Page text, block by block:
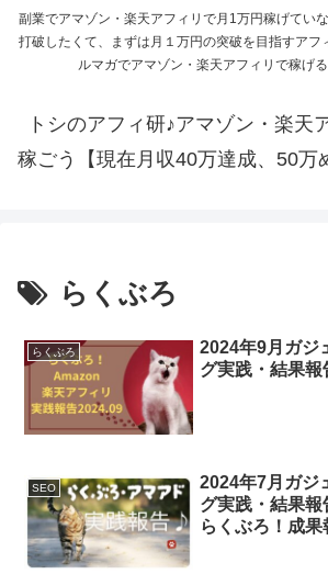
副業でアマゾン・楽天アフィリで月1万円稼げてい
打破したくて、まずは月１万円の突破を目指すアフ
ルマガでアマゾン・楽天アフィリで稼げ
トシのアフィ研♪アマゾン・楽天
稼ごう【現在月収40万達成、50万
らくぶろ
らくぶろ
2024年9月ガジ
グ実践・結果報
SEO
2024年7月ガジ
グ実践・結果報
らくぶろ！成果